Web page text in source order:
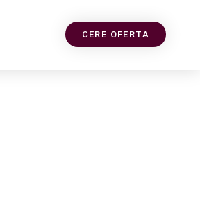
CERE OFERTA